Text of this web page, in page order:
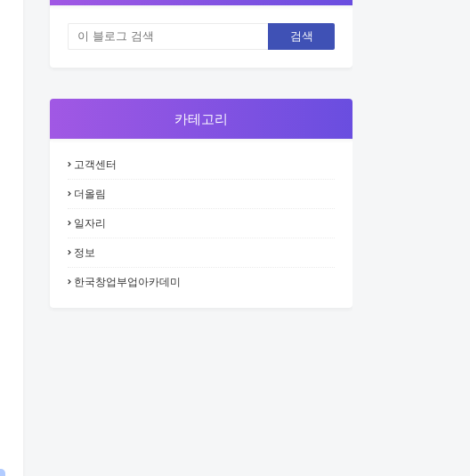
카테고리
고객센터
더올림
일자리
정보
한국창업부업아카데미